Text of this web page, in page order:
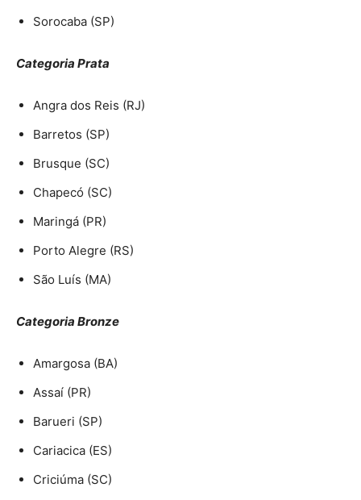
Sorocaba (SP)
Categoria Prata
Angra dos Reis (RJ)
Barretos (SP)
Brusque (SC)
Chapecó (SC)
Maringá (PR)
Porto Alegre (RS)
São Luís (MA)
Categoria Bronze
Amargosa (BA)
Assaí (PR)
Barueri (SP)
Cariacica (ES)
Criciúma (SC)